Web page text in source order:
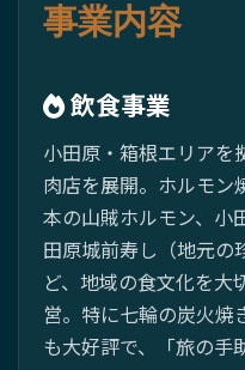
事業内容
飲食事業
小田原・箱根エリアを
肉店を展開。ホルモン
本の山賊ホルモン、小
田原城前寿し（地元の
ど、地域の食文化を大
営。特に七輪の炭火焼
も大好評で、「旅の手